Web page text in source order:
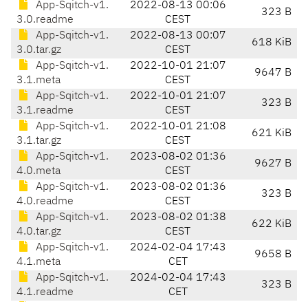
App-Sqitch-v1.
3.0.readme
2022-08-13 00:06
CEST
323 B
App-Sqitch-v1.
3.0.tar.gz
2022-08-13 00:07
CEST
618 KiB
App-Sqitch-v1.
3.1.meta
2022-10-01 21:07
CEST
9647 B
App-Sqitch-v1.
3.1.readme
2022-10-01 21:07
CEST
323 B
App-Sqitch-v1.
3.1.tar.gz
2022-10-01 21:08
CEST
621 KiB
App-Sqitch-v1.
4.0.meta
2023-08-02 01:36
CEST
9627 B
App-Sqitch-v1.
4.0.readme
2023-08-02 01:36
CEST
323 B
App-Sqitch-v1.
4.0.tar.gz
2023-08-02 01:38
CEST
622 KiB
App-Sqitch-v1.
4.1.meta
2024-02-04 17:43
CET
9658 B
App-Sqitch-v1.
4.1.readme
2024-02-04 17:43
CET
323 B